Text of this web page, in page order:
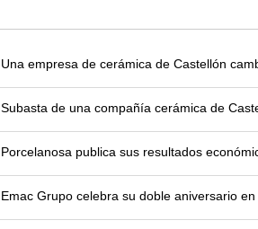
Una empresa de cerámica de Castellón
Subasta de una compañía cerámica de
Porcelanosa publica sus resultados
Emac Grupo celebra su doble aniversario en